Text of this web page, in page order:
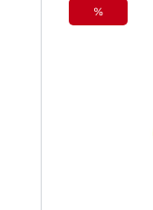
Rabatt
%